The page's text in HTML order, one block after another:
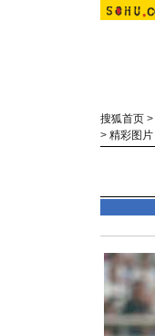
搜狐首页 >
> 精彩图片